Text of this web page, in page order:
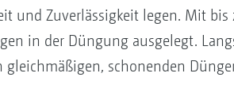
und Zuverlässigkeit legen. Mit bis
in der Düngung ausgelegt.
schonenden